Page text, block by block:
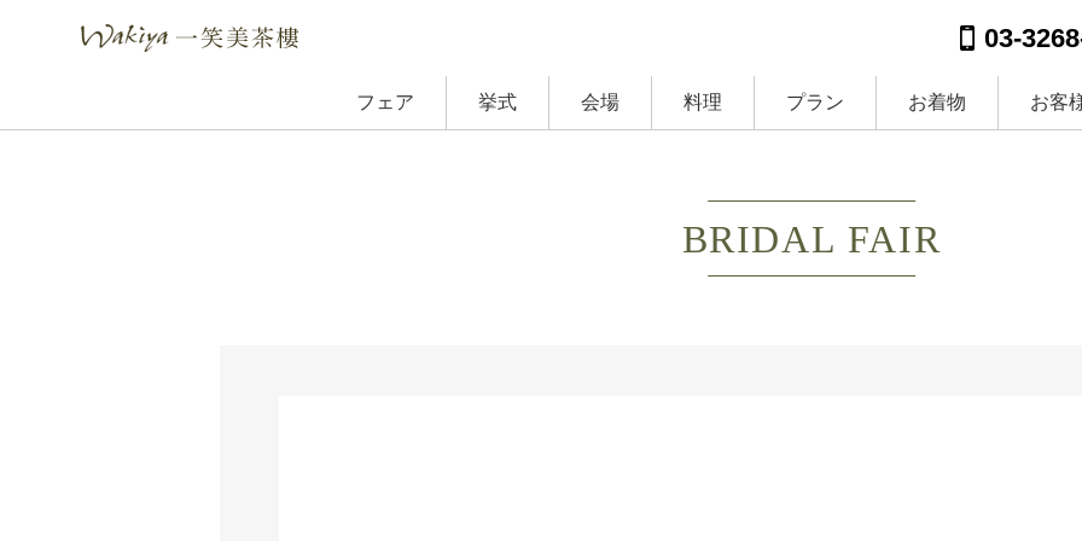
03-
フェア 挙式 会場 料理 プラン お着物 お客
BRIDAL FAIR